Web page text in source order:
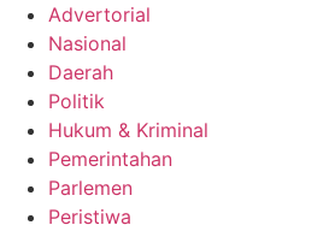
Advertorial
Nasional
Daerah
Politik
Hukum & Kriminal
Pemerintahan
Parlemen
Peristiwa